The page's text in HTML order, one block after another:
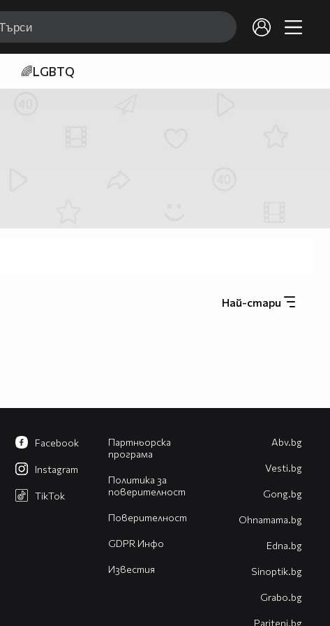
🌈LGBTQ
Най-стари
Партньорска
програма
Политика за
поверителност
Поверителност
GDPR Инфо
Известия
Facebook
Instagram
TikTok
Abv.bg
Vesti.bg
Gong.bg
Оhnamama.bg
Edna.bg
Sinoptik.bg
Grabo.bg
Pariteni.bg